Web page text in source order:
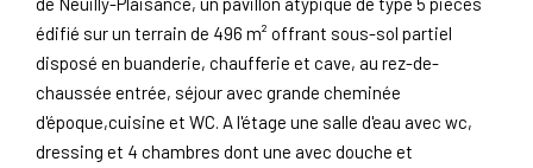
édifié sur un terrain de 496 m² offrant sous-sol partiel
disposé en buanderie, chaufferie et cave, au rez-de-
chaussée entrée, séjour avec grande cheminée
d'époque,cuisine et WC. A l'étage une salle d'eau avec wc,
dressing et 4 chambres dont une avec douche et